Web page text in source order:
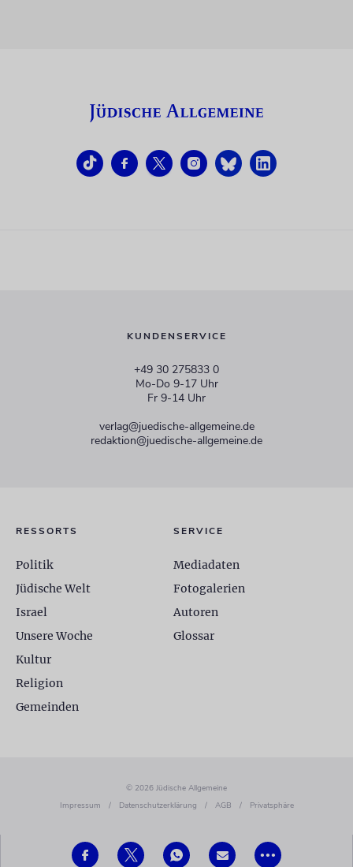
•••
KUNDENSERVICE
+49 30 275833 0
Mo-Do 9-17 Uhr
Fr 9-14 Uhr
verlag@juedische-allgemeine.de
redaktion@juedische-allgemeine.de
RESSORTS
Politik
Jüdische Welt
Israel
Unsere Woche
Kultur
Religion
Gemeinden
SERVICE
Mediadaten
Fotogalerien
Autoren
Glossar
© 2026 Jüdische Allgemeine
Impressum
/ Datenschutzerklärung / AGB / Privatsphäre